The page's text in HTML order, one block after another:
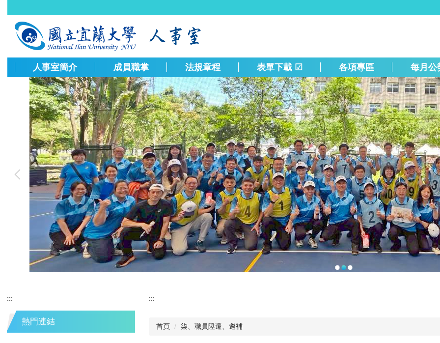
到
容
人事室簡介 成員職掌 法規章程 表單下載 ☑ 各項專區 每月公
:::
熱門連結
:::
首頁 柒、職員陞遷、遴補